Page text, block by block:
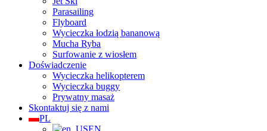
Parasailing
Flyboard
Wycieczka łodzią bananową
Mucha Ryba
Surfowanie z wiosłem
Doświadczenie
Wycieczka helikopterem
Wycieczka buggy
Prywatny masaż
Skontaktuj się z nami
PL
EN